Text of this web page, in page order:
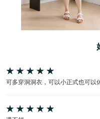
可多穿洞洞衣，可以小正式也可以